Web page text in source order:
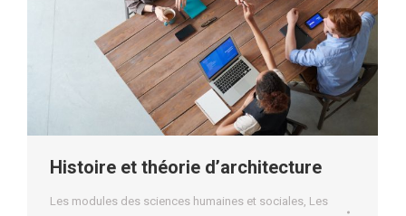
Histoire et théorie d’architecture
Les modules des sciences humaines et sociales, Les